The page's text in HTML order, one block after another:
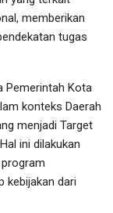
memberikan
tugas
Pemerintah Kota
konteks Daerah
menjadi Target
ini dilakukan
kebijakan dari